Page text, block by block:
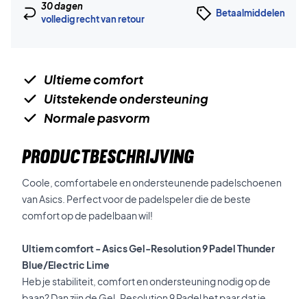
30 dagen
volledig recht van retour
Betaalmiddelen
Ultieme comfort
Uitstekende ondersteuning
Normale pasvorm
PRODUCTBESCHRIJVING
Coole, comfortabele en ondersteunende padelschoenen
van Asics. Perfect voor de padelspeler die de beste
comfort op de padelbaan wil!
Ultiem comfort - Asics Gel-Resolution 9 Padel Thunder
Blue/Electric Lime
Heb je stabiliteit, comfort en ondersteuning nodig op de